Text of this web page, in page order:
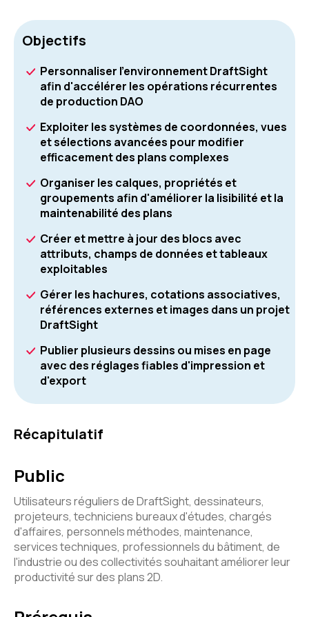
Objectifs
Personnaliser l'environnement DraftSight
afin d'accélérer les opérations récurrentes
de production DAO
Exploiter les systèmes de coordonnées, vues
et sélections avancées pour modifier
efficacement des plans complexes
Organiser les calques, propriétés et
groupements afin d'améliorer la lisibilité et la
maintenabilité des plans
Créer et mettre à jour des blocs avec
attributs, champs de données et tableaux
exploitables
Gérer les hachures, cotations associatives,
références externes et images dans un projet
DraftSight
Publier plusieurs dessins ou mises en page
avec des réglages fiables d'impression et
d'export
Récapitulatif
Public
Utilisateurs réguliers de DraftSight, dessinateurs,
projeteurs, techniciens bureaux d'études, chargés
d'affaires, personnels méthodes, maintenance,
services techniques, professionnels du bâtiment, de
l'industrie ou des collectivités souhaitant améliorer leur
productivité sur des plans 2D.